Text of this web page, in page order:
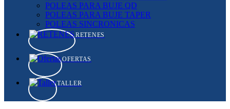
POLEAS PARA BUJE QD
POLEAS PARA BUJE TAPER
POLEAS SINCRONICAS
RETENES
OFERTAS
TALLER